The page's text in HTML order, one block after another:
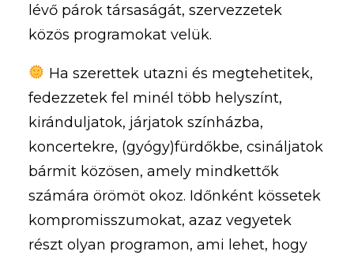
lévő párok társaságát, szervezzetek
közös programokat velük.
Ha szerettek utazni és megtehetitek,
fedezzetek fel minél több helyszínt,
kiránduljatok, járjatok színházba,
koncertekre, (gyógy)fürdőkbe, csináljatok
bármit közösen, amely mindkettők
számára örömöt okoz. Időnként kössetek
kompromisszumokat, azaz vegyetek
részt olyan programon, ami lehet, hogy